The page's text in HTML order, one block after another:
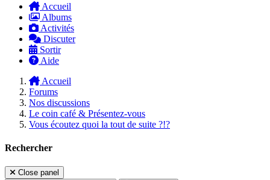
Accueil
Albums
Activités
Discuter
Sortir
Aide
Accueil
Forums
Nos discussions
Le coin café & Présentez-vous
Vous écoutez quoi la tout de suite ?!?
Rechercher
Close panel